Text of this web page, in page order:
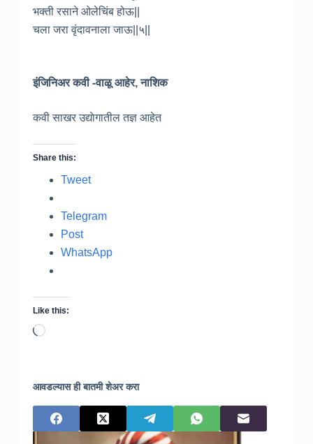
भक्ती रसाने ओलेचिंब होऊ||
चला जरा वृंदावनाला जाऊ||५||
इंजिनिअर कवी -वाळू आहेर, नाशिक
कवी साखर उद्याेगातील तज्ञ आहेत
Share this:
Tweet
Telegram
Post
WhatsApp
Like this:
Loading…
आवडल्यास ही बातमी शेअर करा